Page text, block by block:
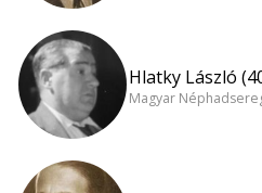
Hlatky László
Magyar